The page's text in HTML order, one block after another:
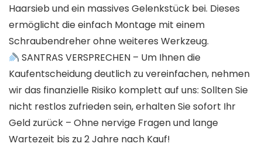
Haarsieb und ein massives Gelenkstück bei. Dieses
ermöglicht die einfach Montage mit einem
Schraubendreher ohne weiteres Werkzeug.
SANTRAS VERSPRECHEN – Um Ihnen die
Kaufentscheidung deutlich zu vereinfachen, nehmen
wir das finanzielle Risiko komplett auf uns: Sollten Sie
nicht restlos zufrieden sein, erhalten Sie sofort Ihr
Geld zurück – Ohne nervige Fragen und lange
Wartezeit bis zu 2 Jahre nach Kauf!